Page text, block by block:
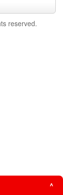
reserved.
^